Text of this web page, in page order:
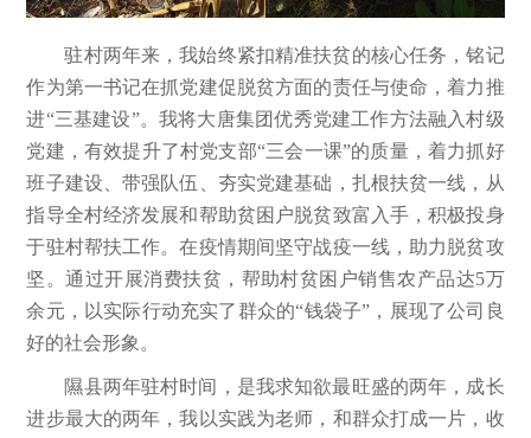
驻村两年来，我始终紧扣精准扶贫的核心任务，铭记
作为第一书记在抓党建促脱贫方面的责任与使命，着力推
进“三基建设”。我将大唐集团优秀党建工作方法融入村级
党建，有效提升了村党支部“三会一课”的质量，着力抓好
班子建设、带强队伍、夯实党建基础，扎根扶贫一线，从
指导全村经济发展和帮助贫困户脱贫致富入手，积极投身
于驻村帮扶工作。在疫情期间坚守战疫一线，助力脱贫攻
坚。通过开展消费扶贫，帮助村贫困户销售农产品达5万
余元，以实际行动充实了群众的“钱袋子”，展现了公司良
好的社会形象。
隰县两年驻村时间，是我求知欲最旺盛的两年，成长
进步最大的两年，我以实践为老师，和群众打成一片，收